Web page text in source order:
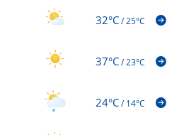
32°C/25°C
37°C/23°C
24°C/14°C